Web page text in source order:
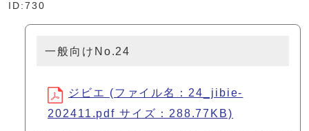
ID:730
一般向けNo.24
ジビエ (ファイル名：24_jibie-
202411.pdf サイズ：288.77KB)